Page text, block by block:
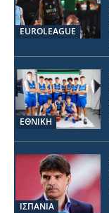
EUROLEAGUE
ΕΘΝΙΚΉ
ΙΣΠΑΝΙΑ